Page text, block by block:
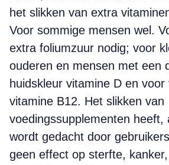
het slikken van extra
Voor sommige mensen wel.
extra foliumzuur nodig; voor
ouderen en mensen met een
huidskleur vitamine D en voor
vitamine B12. Het slikken van
voedingssupplementen heeft,
wordt gedacht door
geen effect op sterfte,